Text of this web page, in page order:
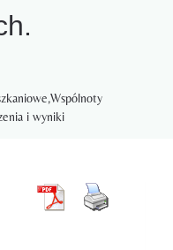
,Wspólnoty
i wyniki